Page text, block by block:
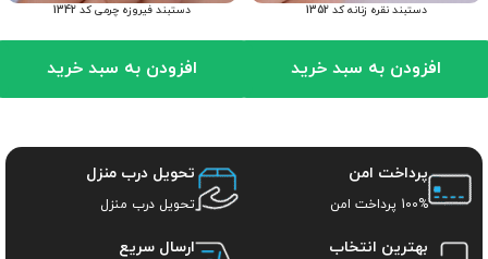
دستبند نقره زنانه کد 1352
افزودن به سبد خرید
دستبند فیروزه چرمی کد 1342
افزودن به سبد خرید
پرداخت امن
100% پرداخت امن
تحویل درب منزل
تحویل درب منزل
بهترین انتخاب ارسال سریع